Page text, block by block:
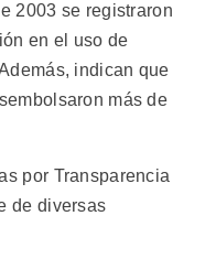
2003 se registraron
en el uso de
indican que
más de
por Transparencia
de diversas